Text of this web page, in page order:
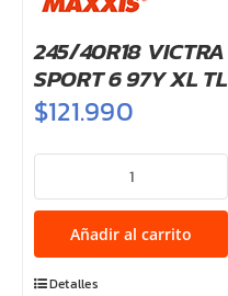
245/40R18 VICTRA
SPORT 6 97Y XL TL
$121.990
VICTRA
SPORT
97Y
Añadir al carrito
Detalles